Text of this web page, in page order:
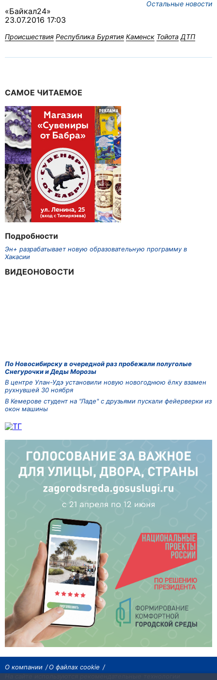
Остальные новости
«Байкал24»
23.07.2016 17:03
Происшествия Республика Бурятия Каменск Тойота ДТП
САМОЕ ЧИТАЕМОЕ
Подробности
Эн+ разрабатывает новую образовательную программу в
Хакасии
ВИДЕОНОВОСТИ
По Новосибирску в очередной раз пробежали полуголые
Снегурочки и Деды Морозы
В центре Улан-Удэ установили новую новогоднюю ёлку взамен
рухнувшей 30 ноября
В Кемерове студент на "Ладе" с друзьями пускали фейерверки из
окон машины
О компании
О файлах cookie